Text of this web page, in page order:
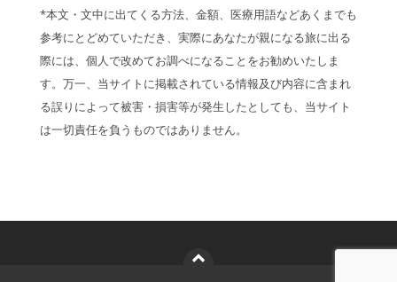
*本文・文中に出てくる方法、金額、医療用語などあくまでも
参考にとどめていただき、実際にあなたが親になる旅に出る
際には、個人で改めてお調べになることをお勧めいたしま
す。万一、当サイトに掲載されている情報及び内容に含まれ
る誤りによって被害・損害等が発生したとしても、当サイト
は一切責任を負うものではありません。